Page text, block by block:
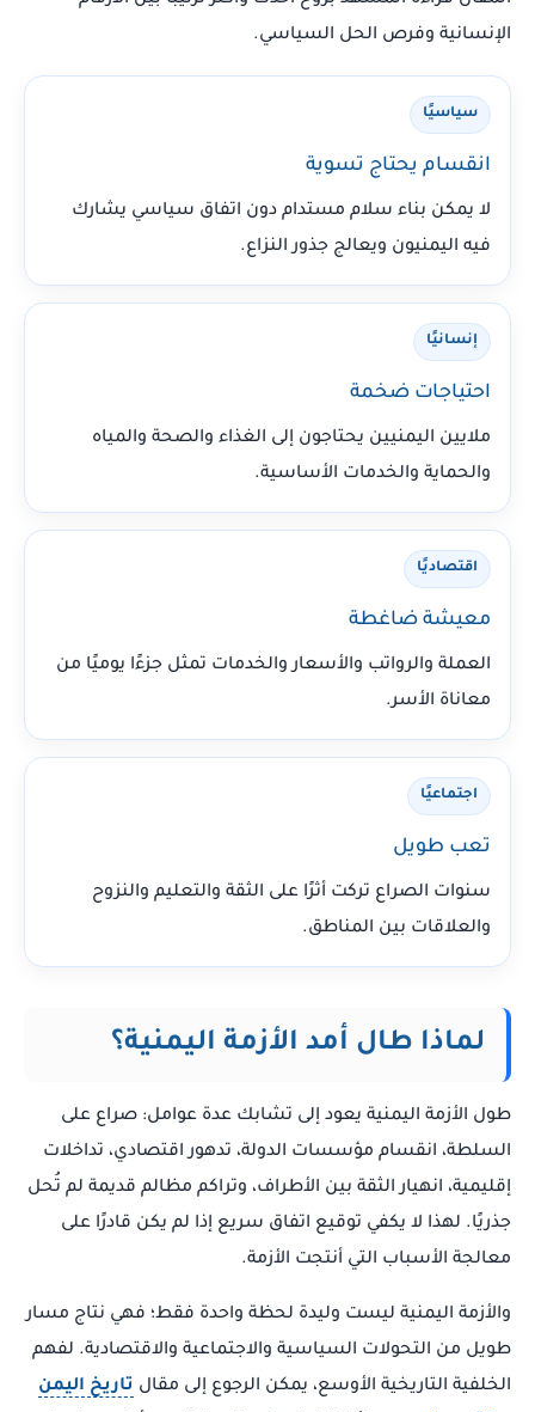
الإنسانية وفرص الحل السياسي.
سياسيًا
انقسام يحتاج تسوية
لا يمكن بناء سلام مستدام دون اتفاق سياسي يشارك
فيه اليمنيون ويعالج جذور النزاع.
إنسانيًا
احتياجات ضخمة
ملايين اليمنيين يحتاجون إلى الغذاء والصحة والمياه
والحماية والخدمات الأساسية.
اقتصاديًا
معيشة ضاغطة
العملة والرواتب والأسعار والخدمات تمثل جزءًا يوميًا من
معاناة الأسر.
اجتماعيًا
تعب طويل
سنوات الصراع تركت أثرًا على الثقة والتعليم والنزوح
والعلاقات بين المناطق.
لماذا طال أمد الأزمة اليمنية؟
طول الأزمة اليمنية يعود إلى تشابك عدة عوامل: صراع على
السلطة، انقسام مؤسسات الدولة، تدهور اقتصادي، تداخلات
إقليمية، انهيار الثقة بين الأطراف، وتراكم مظالم قديمة لم تُحل
جذريًا. لهذا لا يكفي توقيع اتفاق سريع إذا لم يكن قادرًا على
معالجة الأسباب التي أنتجت الأزمة.
والأزمة اليمنية ليست وليدة لحظة واحدة فقط؛ فهي نتاج مسار
طويل من التحولات السياسية والاجتماعية والاقتصادية. لفهم
الخلفية التاريخية الأوسع، يمكن الرجوع إلى مقال تاريخ اليمن